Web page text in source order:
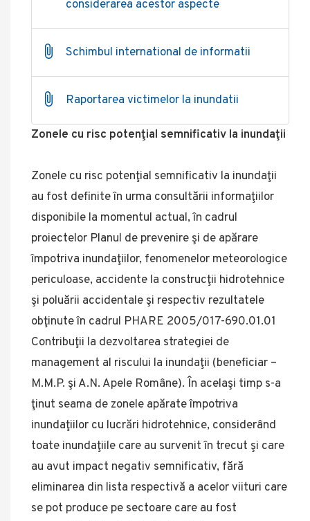
considerarea acestor aspecte
Schimbul international de informatii
Raportarea victimelor la inundatii
Zonele cu risc potenţial semnificativ la inundaţii
Zonele cu risc potenţial semnificativ la inundaţii
au fost definite în urma consultării informaţiilor
disponibile la momentul actual, în cadrul
proiectelor Planul de prevenire şi de apărare
împotriva inundaţiilor, fenomenelor meteorologice
periculoase, accidente la construcţii hidrotehnice
şi poluării accidentale şi respectiv rezultatele
obţinute în cadrul PHARE 2005/017-690.01.01
Contribuţii la dezvoltarea strategiei de
management al riscului la inundaţii (beneficiar –
M.M.P. şi A.N. Apele Române). În acelaşi timp s-a
ţinut seama de zonele apărate împotriva
inundaţiilor cu lucrări hidrotehnice, considerând
toate inundaţiile care au survenit în trecut şi care
au avut impact negativ semnificativ, fără
eliminarea din lista respectivă a acelor viituri care
se pot produce pe sectoare care au fost